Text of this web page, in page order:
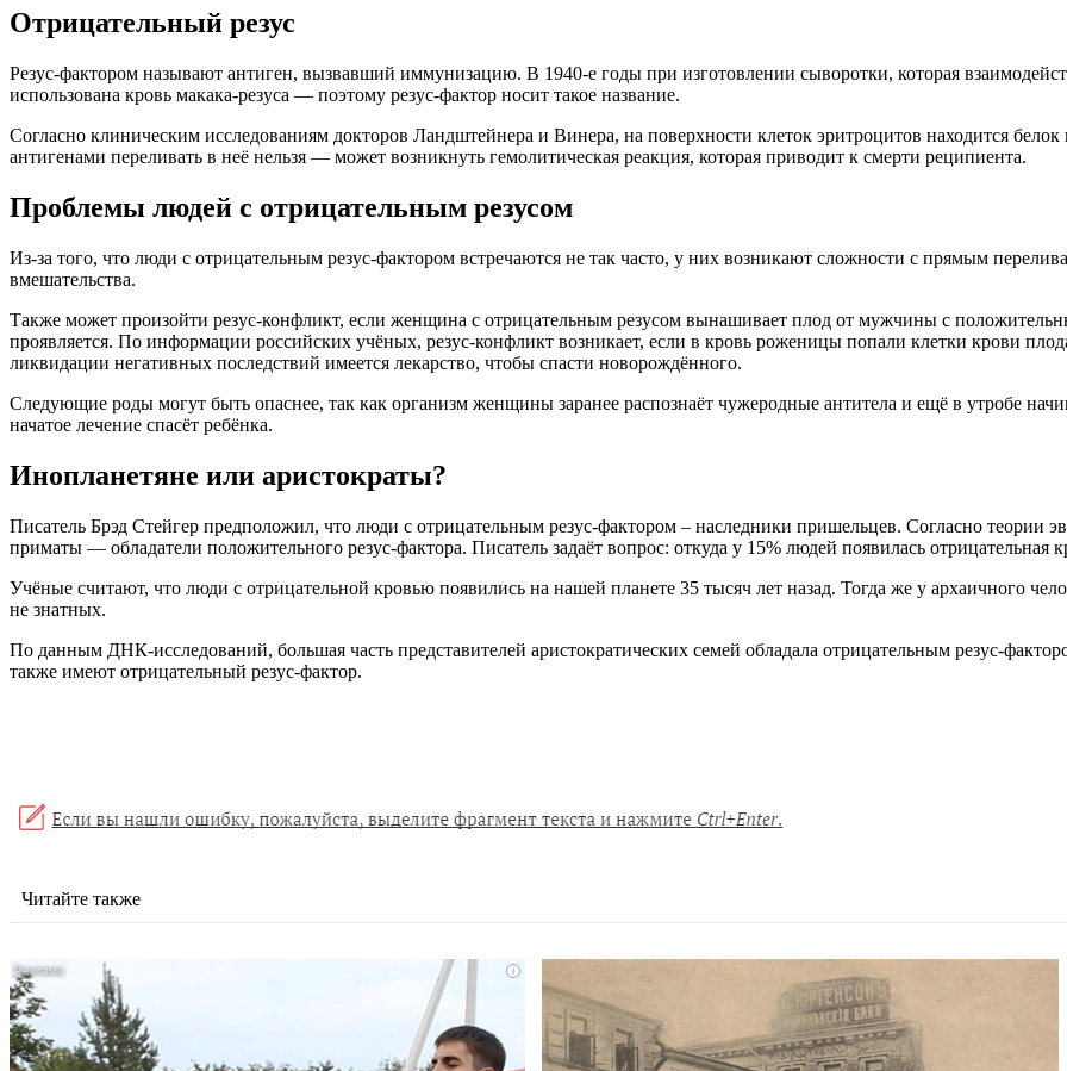
Отрицательный резус
Резус-фактором называют антиген, вызвавший иммунизацию. В 1940-е годы при изготовлении сыворотки, которая
использована кровь макака-резуса — поэтому резус-фактор носит такое название.
Согласно клиническим исследованиям докторов Ландштейнера и Винера, на поверхности клеток эритроцитов находится
антигенами переливать в неё нельзя — может возникнуть гемолитическая реакция, которая приводит к смерти реципиента.
Проблемы людей с отрицательным резусом
Из-за того, что люди с отрицательным резус-фактором встречаются не так часто, у них возникают сложности с прямым
вмешательства.
Также может произойти резус-конфликт, если женщина с отрицательным резусом вынашивает плод от мужчины с
проявляется. По информации российских учёных, резус-конфликт возникает, если в кровь роженицы попали клетки крови
ликвидации негативных последствий имеется лекарство, чтобы спасти новорождённого.
Следующие роды могут быть опаснее, так как организм женщины заранее распознаёт чужеродные антитела и ещё в утробе
начатое лечение спасёт ребёнка.
Инопланетяне или аристократы?
Писатель Брэд Стейгер предположил, что люди с отрицательным резус-фактором – наследники пришельцев. Согласно
приматы — обладатели положительного резус-фактора. Писатель задаёт вопрос: откуда у 15% людей появилась отрицательная
Учёные считают, что люди с отрицательной кровью появились на нашей планете 35 тысяч лет назад. Тогда же у архаичного
не знатных.
По данным ДНК-исследований, большая часть представителей аристократических семей обладала отрицательным резус-
также имеют отрицательный резус-фактор.
Читайте также
i